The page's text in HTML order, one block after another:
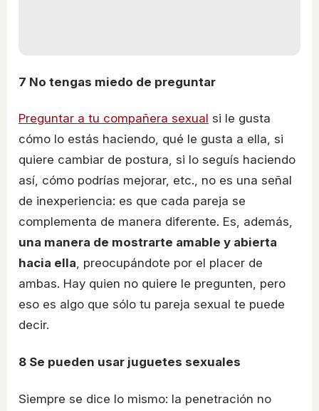
7 No tengas miedo de preguntar
Preguntar a tu compañera sexual si le gusta
cómo lo estás haciendo, qué le gusta a ella, si
quiere cambiar de postura, si lo seguís haciendo
así, cómo podrías mejorar, etc., no es una señal
de inexperiencia: es que cada pareja se
complementa de manera diferente. Es, además,
una manera de mostrarte amable y abierta
hacia ella, preocupándote por el placer de
ambas. Hay quien no quiere le pregunten, pero
eso es algo que sólo tu pareja sexual te puede
decir.
8 Se pueden usar juguetes sexuales
Siempre se dice lo mismo: la penetración no